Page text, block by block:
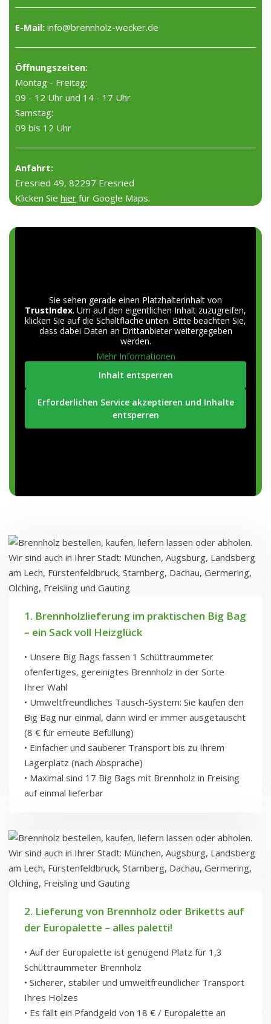
E-Mail: info@brennholz-wecker.de
Öffnungszeiten:
Montag - Freitag:
09 - 12 Uhr und 14 - 17 Uhr
Samstag:
09 bis 12 Uhr
Anfahrt:
Eresried 49, 82297 Eresried
Klicken Sie hier für Google Maps.
Sie sehen gerade einen Platzhalterinhalt von
TrustIndex. Um auf den eigentlichen Inhalt zuzugreifen,
klicken Sie auf die Schaltfläche unten. Bitte beachten Sie,
dass dabei Daten an Drittanbieter weitergegeben
werden.
Mehr Informationen
Inhalt entsperren
Erforderlichen Service akzeptieren und Inhalte
entsperren
1. Brennholzlieferung im praktischen Big Bag
– ein Sack voll Heizglück
• Unsere Big Bags fassen 1 Schüttraummeter
ofenfertiges, gereinigtes Brennholz in der Sorte
Ihrer Wahl
• Umweltfreundliches Tausch-System: Sie kaufen den
Big Bag nur einmal, dann wird er immer ausgetauscht
(8 € für erneute Befüllung)
• Einfacher und sauberer Transport bis zu Ihrem
Lagerplatz (nach Absprache)
• Maximal sind 17 Big Bags mit Brennholz in Freising
auf einmal lieferbar
2. Lieferung von Brennholz oder Briketts auf
der Europalette – alles paletti!
• Auf der Europalette ist genügend Platz für 1,3
Schüttraummeter Brennholz
• Sicherer, stabiler und umweltfreundlicher Transport
Ihres Holzes
• Es fällt ein Pfandgeld von 18 € / Europalette an